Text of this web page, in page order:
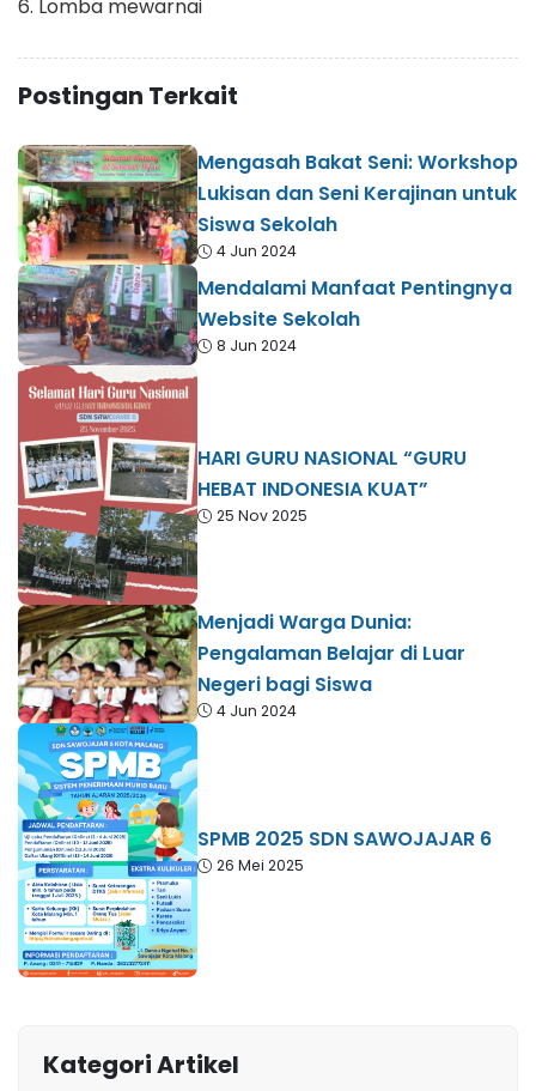
6. Lomba mewarnai
Postingan Terkait
Mengasah Bakat Seni: Workshop
Lukisan dan Seni Kerajinan untuk
Siswa Sekolah
4 Jun 2024
Mendalami Manfaat Pentingnya
Website Sekolah
8 Jun 2024
HARI GURU NASIONAL “GURU
HEBAT INDONESIA KUAT”
25 Nov 2025
Menjadi Warga Dunia:
Pengalaman Belajar di Luar
Negeri bagi Siswa
4 Jun 2024
SPMB 2025 SDN SAWOJAJAR 6
26 Mei 2025
Kategori Artikel